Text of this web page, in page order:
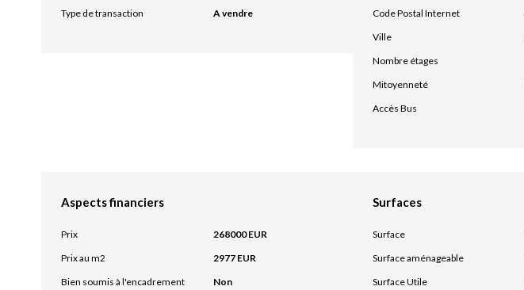
Type de transaction
A vendre
Code Postal Internet
Ville
Nombre étages
Mitoyenneté
Accès Bus
Aspects financiers
Prix
268000 EUR
Prix au m2
2977 EUR
Bien soumis à l'encadrement
Non
Surfaces
Surface
Surface aménageable
Surface Utile